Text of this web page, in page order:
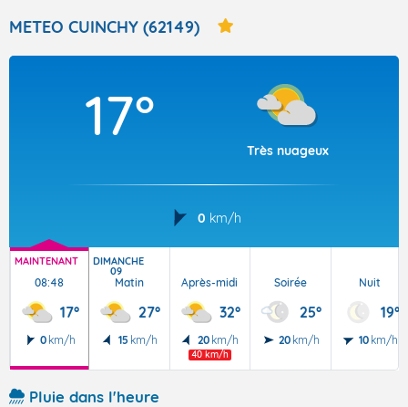
Articles
METEO CUINCHY (62149)
17°
Très nuageux
0 km/h
MAINTENANT
08:48
17°
0 km/h
DIMANCHE
09
Matin
27°
15 km/h
Après-midi
32°
20 km/h
40 km/h
Soirée
25°
20 km/h
Nuit
19°
10 km/h
Pluie dans l'heure